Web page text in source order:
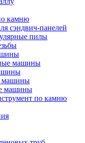
камню
сэндвич-панелей
пилы
машины
машины
машины
по камню